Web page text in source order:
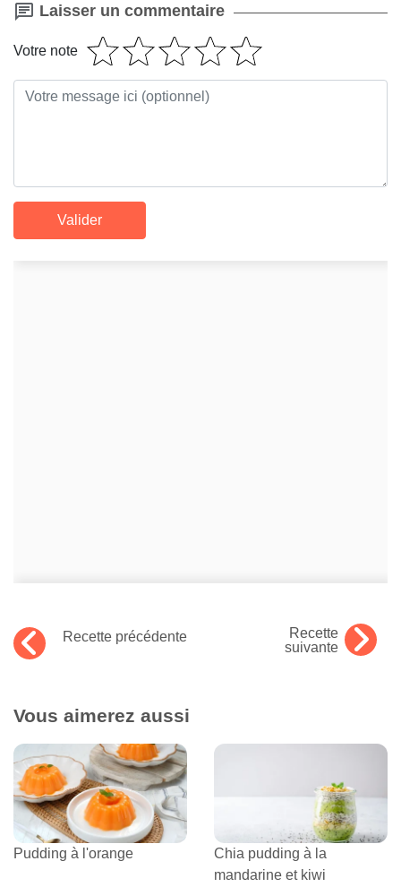
Laisser un commentaire
Votre note
Recette précédente
Recette
suivante
Vous aimerez aussi
Pudding à l'orange
Chia pudding à la
mandarine et kiwi